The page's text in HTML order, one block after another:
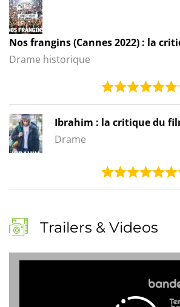
Nos frangins (Cannes 2022) : la
Drame historique
Ibrahim : la critique du
Drame
Trailers & Videos